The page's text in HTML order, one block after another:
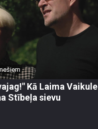
Kā Laima Vaikule
Stībeļa sievu